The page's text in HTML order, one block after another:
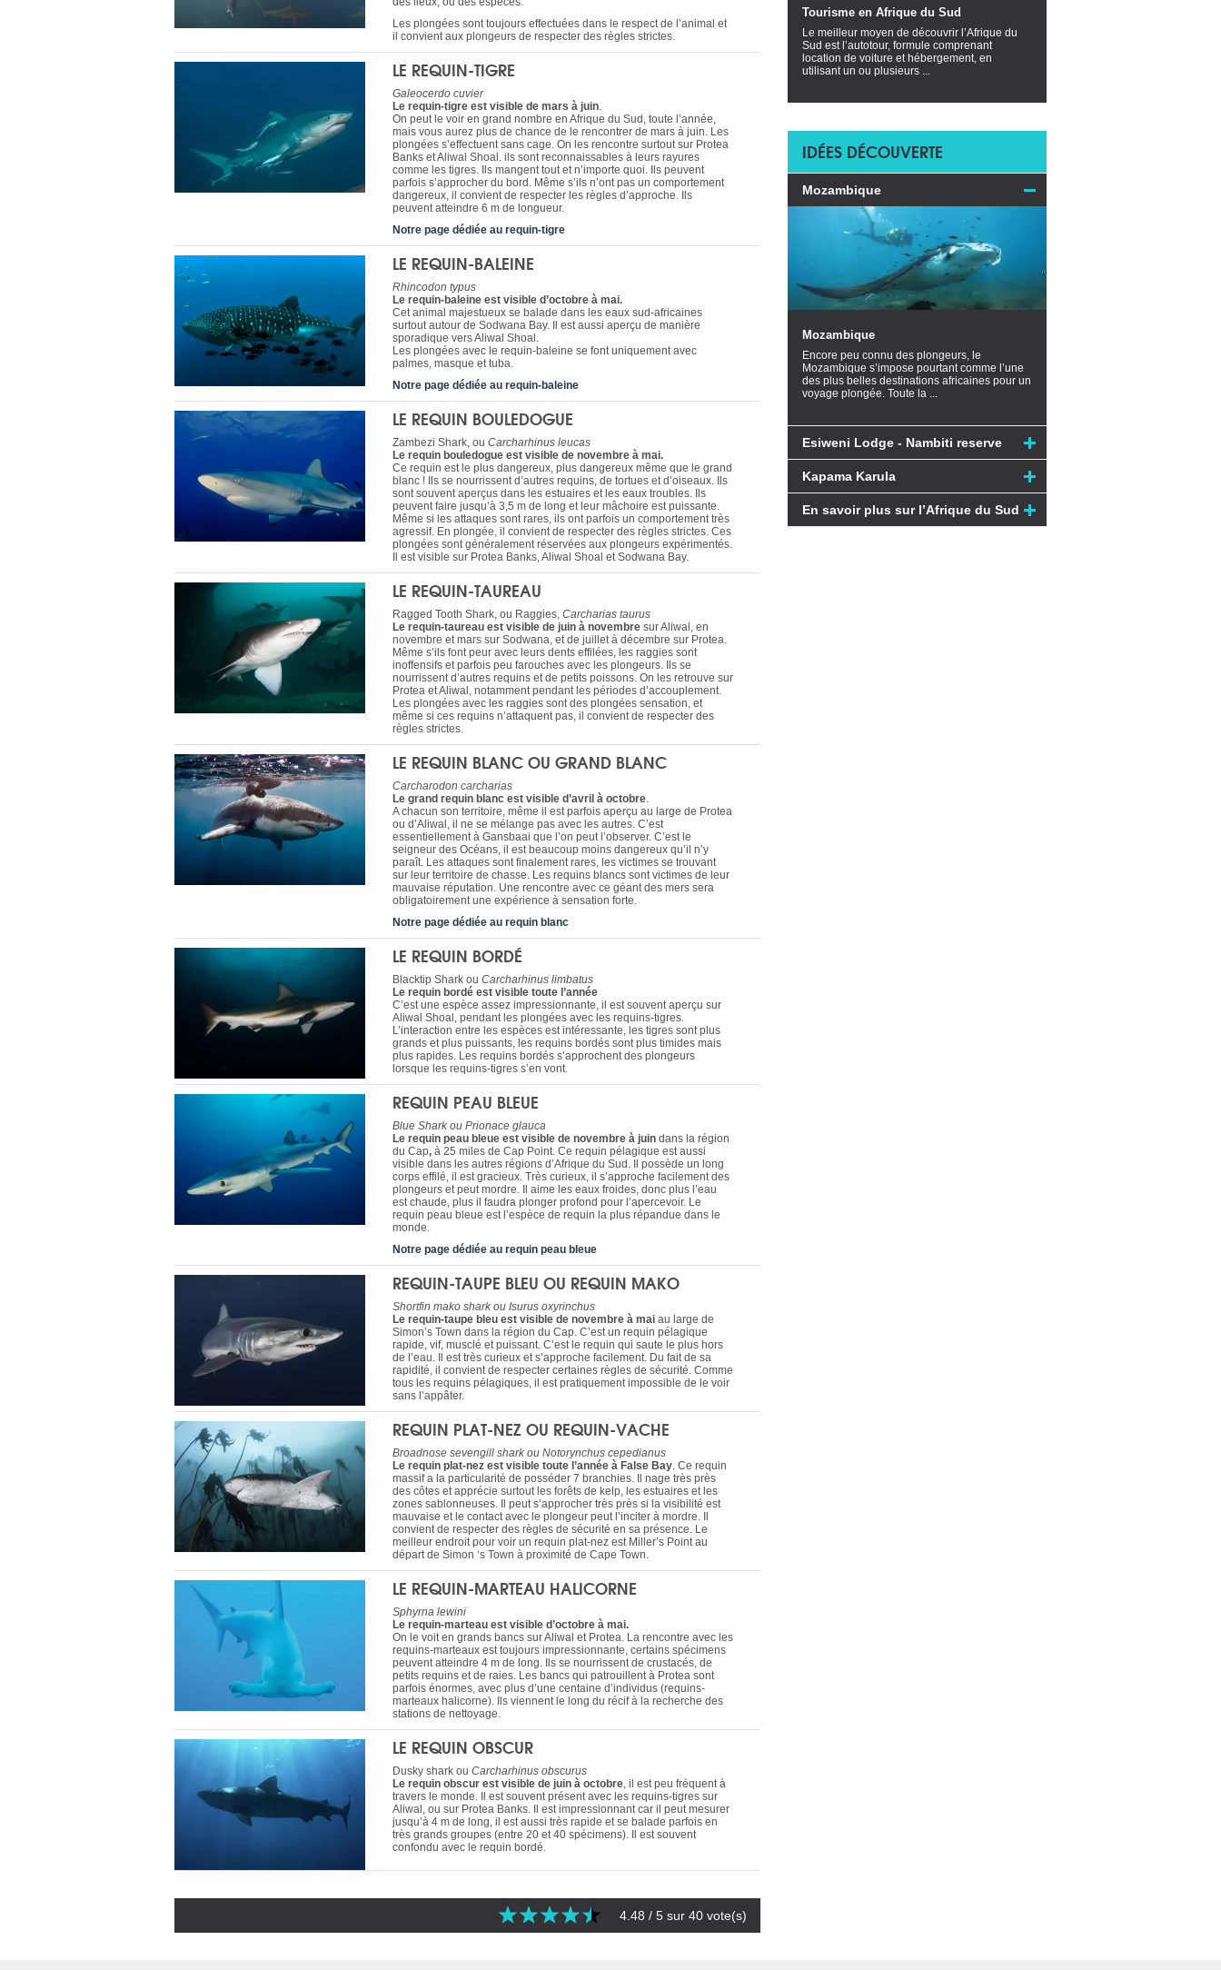
Les plongées sont toujours effectuées dans le respect de l’animal et
il convient aux plongeurs de respecter des règles strictes.
LE REQUIN-TIGRE
Galeocerdo cuvier
Le requin-tigre est visible de mars à juin.
On peut le voir en grand nombre en Afrique du Sud, toute l’année,
mais vous aurez plus de chance de le rencontrer de mars à juin. Les
plongées s’effectuent sans cage. On les rencontre surtout sur Protea
Banks et Aliwal Shoal. ils sont reconnaissables à leurs rayures
comme les tigres. Ils mangent tout et n’importe quoi. Ils peuvent
parfois s’approcher du bord. Même s’ils n’ont pas un comportement
dangereux, il convient de respecter les règles d’approche. Ils
peuvent atteindre 6 m de longueur.
Notre page dédiée au requin-tigre
LE REQUIN-BALEINE
Rhincodon typus
Le requin-baleine est visible d’octobre à mai.
Cet animal majestueux se balade dans les eaux sud-africaines
surtout autour de Sodwana Bay. Il est aussi aperçu de manière
sporadique vers Aliwal Shoal.
Les plongées avec le requin-baleine se font uniquement avec
palmes, masque et tuba.
Notre page dédiée au requin-baleine
LE REQUIN BOULEDOGUE
Zambezi Shark, ou Carcharhinus leucas
Le requin bouledogue est visible de novembre à mai.
Ce requin est le plus dangereux, plus dangereux même que le grand
blanc ! Ils se nourrissent d’autres requins, de tortues et d’oiseaux. Ils
sont souvent aperçus dans les estuaires et les eaux troubles. Ils
peuvent faire jusqu’à 3,5 m de long et leur mâchoire est puissante.
Même si les attaques sont rares, ils ont parfois un comportement très
agressif. En plongée, il convient de respecter des règles strictes. Ces
plongées sont généralement réservées aux plongeurs expérimentés.
Il est visible sur Protea Banks, Aliwal Shoal et Sodwana Bay.
LE REQUIN-TAUREAU
Ragged Tooth Shark, ou Raggies, Carcharias taurus
Le requin-taureau est visible de juin à novembre sur Aliwal, en
novembre et mars sur Sodwana, et de juillet à décembre sur Protea.
Même s’ils font peur avec leurs dents effilées, les raggies sont
inoffensifs et parfois peu farouches avec les plongeurs. Ils se
nourrissent d’autres requins et de petits poissons. On les retrouve sur
Protea et Aliwal, notamment pendant les périodes d’accouplement.
Les plongées avec les raggies sont des plongées sensation, et
même si ces requins n’attaquent pas, il convient de respecter des
règles strictes.
LE REQUIN BLANC OU GRAND BLANC
Carcharodon carcharias
Le grand requin blanc est visible d’avril à octobre.
A chacun son territoire, même il est parfois aperçu au large de Protea
ou d’Aliwal, il ne se mélange pas avec les autres. C’est
essentiellement à Gansbaai que l’on peut l’observer. C’est le
seigneur des Océans, il est beaucoup moins dangereux qu’il n’y
paraît. Les attaques sont finalement rares, les victimes se trouvant
sur leur territoire de chasse. Les requins blancs sont victimes de leur
mauvaise réputation. Une rencontre avec ce géant des mers sera
obligatoirement une expérience à sensation forte.
Notre page dédiée au requin blanc
LE REQUIN BORDÉ
Blacktip Shark ou Carcharhinus limbatus
Le requin bordé est visible toute l’année
C’est une espèce assez impressionnante, il est souvent aperçu sur
Aliwal Shoal, pendant les plongées avec les requins-tigres.
L’interaction entre les espèces est intéressante, les tigres sont plus
grands et plus puissants, les requins bordés sont plus timides mais
plus rapides. Les requins bordés s’approchent des plongeurs
lorsque les requins-tigres s’en vont.
REQUIN PEAU BLEUE
Blue Shark ou Prionace glauca
Le requin peau bleue est visible de novembre à juin dans la région
du Cap, à 25 miles de Cap Point. Ce requin pélagique est aussi
visible dans les autres régions d’Afrique du Sud. Il possède un long
corps effilé, il est gracieux. Très curieux, il s’approche facilement des
plongeurs et peut mordre. Il aime les eaux froides, donc plus l’eau
est chaude, plus il faudra plonger profond pour l’apercevoir. Le
requin peau bleue est l’espèce de requin la plus répandue dans le
monde.
Notre page dédiée au requin peau bleue
REQUIN-TAUPE BLEU OU REQUIN MAKO
Shortfin mako shark ou Isurus oxyrinchus
Le requin-taupe bleu est visible de novembre à mai au large de
Simon’s Town dans la région du Cap. C’est un requin pélagique
rapide, vif, musclé et puissant. C’est le requin qui saute le plus hors
de l’eau. Il est très curieux et s’approche facilement. Du fait de sa
rapidité, il convient de respecter certaines règles de sécurité. Comme
tous les requins pélagiques, il est pratiquement impossible de le voir
sans l’appâter.
REQUIN PLAT-NEZ OU REQUIN-VACHE
Broadnose sevengill shark ou Notorynchus cepedianus
Le requin plat-nez est visible toute l’année à False Bay. Ce requin
massif a la particularité de posséder 7 branchies. Il nage très près
des côtes et apprécie surtout les forêts de kelp, les estuaires et les
zones sablonneuses. Il peut s’approcher très près si la visibilité est
mauvaise et le contact avec le plongeur peut l’inciter à mordre. Il
convient de respecter des règles de sécurité en sa présence. Le
meilleur endroit pour voir un requin plat-nez est Miller’s Point au
départ de Simon ‘s Town à proximité de Cape Town.
LE REQUIN-MARTEAU HALICORNE
Sphyrna lewini
Le requin-marteau est visible d’octobre à mai.
On le voit en grands bancs sur Aliwal et Protea. La rencontre avec les
requins-marteaux est toujours impressionnante, certains spécimens
peuvent atteindre 4 m de long. Ils se nourrissent de crustacés, de
petits requins et de raies. Les bancs qui patrouillent à Protea sont
parfois énormes, avec plus d’une centaine d’individus (requins-
marteaux halicorne). Ils viennent le long du récif à la recherche des
stations de nettoyage.
LE REQUIN OBSCUR
Dusky shark ou Carcharhinus obscurus
Le requin obscur est visible de juin à octobre, il est peu fréquent à
travers le monde. Il est souvent présent avec les requins-tigres sur
Aliwal, ou sur Protea Banks. Il est impressionnant car il peut mesurer
jusqu’à 4 m de long, il est aussi très rapide et se balade parfois en
très grands groupes (entre 20 et 40 spécimens). Il est souvent
confondu avec le requin bordé.
4.48 / 5 sur 40 vote(s)
Tourisme en Afrique du Sud
Le meilleur moyen de découvrir l’Afrique du
Sud est l’autotour, formule comprenant
location de voiture et hébergement, en
utilisant un ou plusieurs ...
IDÉES DÉCOUVERTE
Mozambique
Mozambique
Encore peu connu des plongeurs, le
Mozambique s’impose pourtant comme l’une
des plus belles destinations africaines pour un
voyage plongée. Toute la ...
Esiweni Lodge - Nambiti reserve
Kapama Karula
En savoir plus sur l’Afrique du Sud